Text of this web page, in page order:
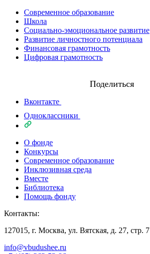
Современное образование
Школа
Социально-эмоциональное развитие
Развитие личностного потенциала
Финансовая грамотность
Цифровая грамотность
Поделиться
Вконтакте
Одноклассники
О фонде
Конкурсы
Современное образование
Инклюзивная среда
Вместе
Библиотека
Помощь фонду
Контакты:
127015, г. Москва, ул. Вятская, д. 27, стр. 7
info@vbudushee.ru